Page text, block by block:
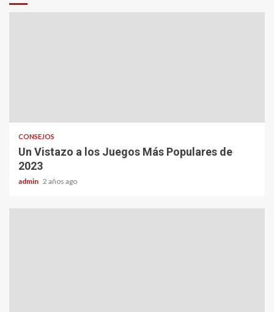
CONSEJOS
Un Vistazo a los Juegos Más Populares de
2023
admin 2 años ago